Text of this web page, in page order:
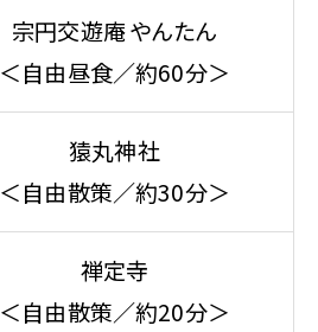
宗円交遊庵 やんたん
＜自由昼食／約60分＞
猿丸神社
＜自由散策／約30分＞
禅定寺
＜自由散策／約20分＞